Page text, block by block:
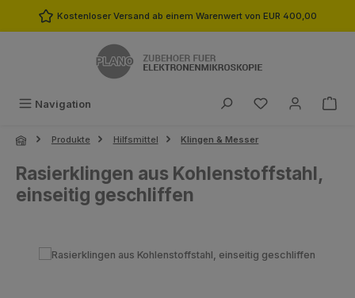
Zum Hauptinhalt springen
Kostenloser Versand ab einem Warenwert von EUR 400,00
Navigation Du hast 0
Produkte Hilfsmittel Klingen & Messer
Rasierklingen aus Kohlenstoffstahl,
einseitig geschliffen
Bildergalerie überspringen